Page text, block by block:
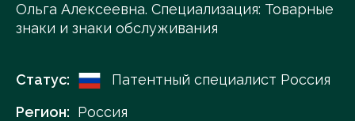
Ольга Алексеевна. Специализация: Товарные
знаки и знаки обслуживания
Статус:
Патентный специалист Россия
Регион: Россия